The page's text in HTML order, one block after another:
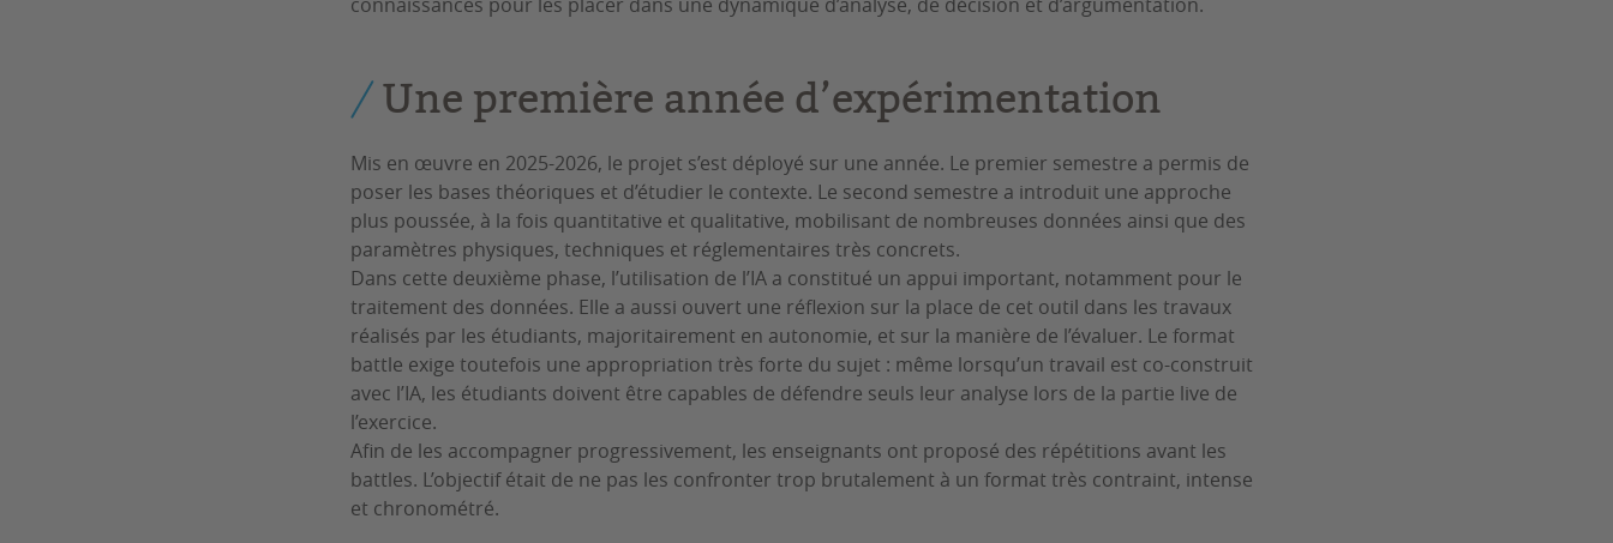
Une première année d’expérimentation
Mis en œuvre en 2025-2026, le projet s’est déployé sur une année. Le premier semestre a permis de
poser les bases théoriques et d’étudier le contexte. Le second semestre a introduit une approche
plus poussée, à la fois quantitative et qualitative, mobilisant de nombreuses données ainsi que des
paramètres physiques, techniques et réglementaires très concrets.
Dans cette deuxième phase, l’utilisation de l’IA a constitué un appui important, notamment pour le
traitement des données. Elle a aussi ouvert une réflexion sur la place de cet outil dans les travaux
réalisés par les étudiants, majoritairement en autonomie, et sur la manière de l’évaluer. Le format
battle exige toutefois une appropriation très forte du sujet : même lorsqu’un travail est co-construit
avec l’IA, les étudiants doivent être capables de défendre seuls leur analyse lors de la partie live de
l’exercice.
Afin de les accompagner progressivement, les enseignants ont proposé des répétitions avant les
battles. L’objectif était de ne pas les confronter trop brutalement à un format très contraint, intense
et chronométré.